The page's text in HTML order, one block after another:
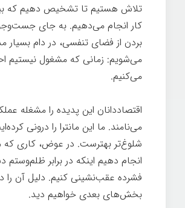
تلاش هستیم تا تشخیص دهیم که
کار انجام می‌دهیم. به جای
بردن از فضای تنفسی، در دام بسیار
می‌شویم: زمانی که مشغول نیستیم
می‌کنیم.
اقتصاددانان این پدیده را مشغله
می‌نامند. ما این مانترا را درونی
شلوغ‌تر بهترست. در عوض، کاری که
انجام دهیم اینکه در برابر ظلم‌وستم
فشرده عقب‌نشینی کنیم. دلیل آن را
بخش‌های بعدی خواهیم دید.